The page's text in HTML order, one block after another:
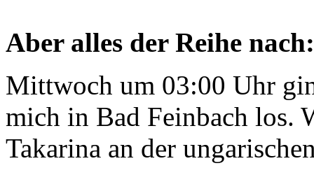
Aber alles der Reihe nach:
Mittwoch um 03:00 Uhr
mich in Bad Feinbach los.
Takarina an der